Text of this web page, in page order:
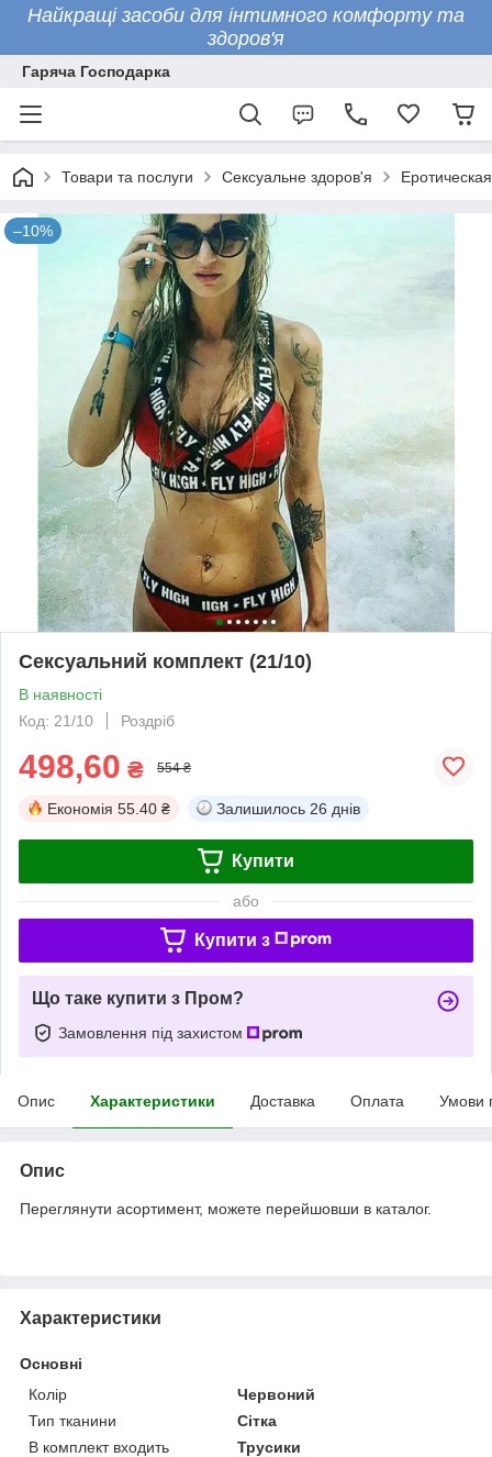
Найкращі засоби для інтимного комфорту та
здоров'я
Гаряча Господарка
Товари та послуги Сексуальне здоров'я
–10%
Сексуальний комплект (21/10)
В наявності
Код: 21/10
Роздріб
498,60 ₴ 554 ₴
Економія 55.40 ₴ Залишилось 26 днів
Купити
або
Купити з
Що таке купити з Пром?
Замовлення під захистом
Опис Характеристики Доставка Оплата Умови
Опис
Переглянути асортимент, можете перейшовши в каталог.
Характеристики
Основні
Колір
Червоний
Тип тканини
Сітка
В комплект входить
Трусики